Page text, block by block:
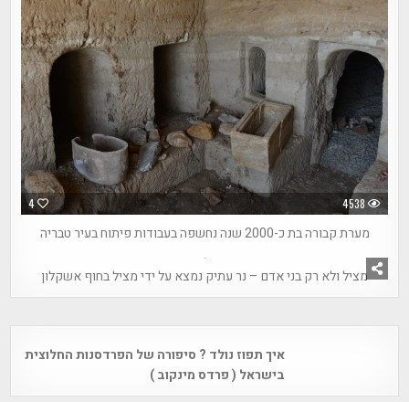
4 4538
מערת קבורה בת כ-2000 שנה נחשפה בעבודות פיתוח בעיר טבריה
מציל ולא רק בני אדם – נר עתיק נמצא על ידי מציל בחוף אשקלון
navigationאיך תפוז נולד ? סיפורה של הפרדסנות החלוצית
בישראל ( פרדס מינקוב )